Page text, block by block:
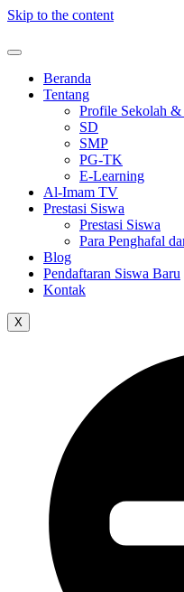
Skip to the content
Beranda
Tentang
Profile Sekolah &
SD
SMP
PG-TK
E-Learning
Al-Imam TV
Prestasi Siswa
Prestasi Siswa
Para Penghafal
Blog
Pendaftaran Siswa Baru
Kontak
X